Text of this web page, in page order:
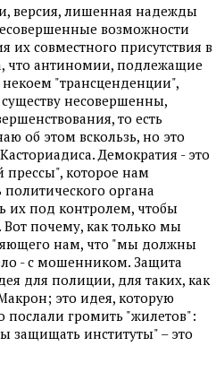
версия, лишенная надежды
возможности
совместного присутствия в
что антиномии, подлежащие
"трансценденции",
несовершенны,
то есть
об этом вскользь, но это
Демократия - это
прессы", которое нам
органа
их под контролем, чтобы
почему, как только мы
нам, что "мы должны
- с мошенником. Защита
для полиции, для таких, как
это идея, которую
послали громить "жилетов":
защищать институты" – это